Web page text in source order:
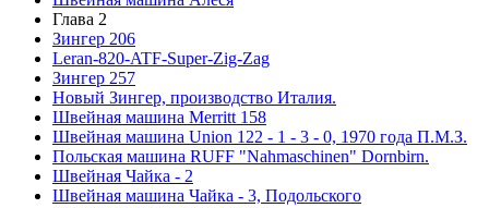
Глава 2
Зингер 206
Leran-820-ATF-Super-Zig-Zag
Зингер 257
Новый Зингер, производство Италия.
Швейная машина Merritt 158
Швейная машина Union 122 - 1 - 3 - 0, 1970 года П.М.З.
Польская машина RUFF "Nahmaschinen" Dornbirn.
Швейная Чайка - 2
Швейная машина Чайка - 3, Подольского